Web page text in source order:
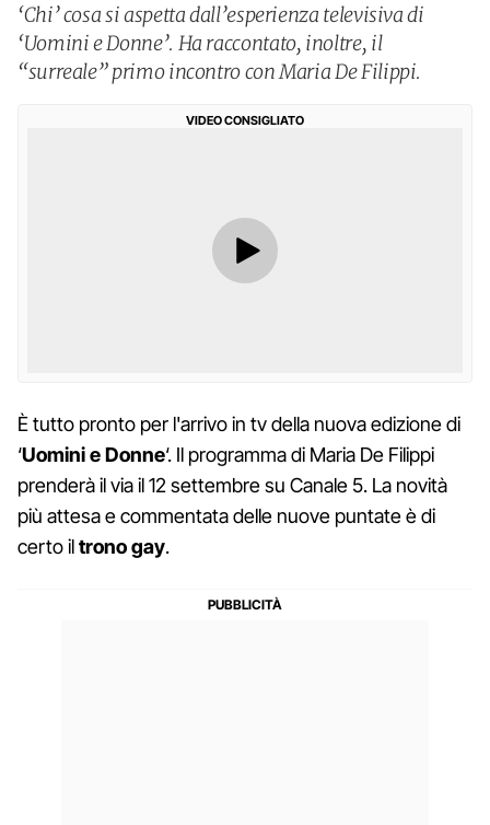
‘Chi’ cosa si aspetta dall’esperienza televisiva di
‘Uomini e Donne’. Ha raccontato, inoltre, il
“surreale” primo incontro con Maria De Filippi.
VIDEO CONSIGLIATO
È tutto pronto per l'arrivo in tv della nuova edizione di
‘Uomini e Donne‘. Il programma di Maria De Filippi
prenderà il via il 12 settembre su Canale 5. La novità
più attesa e commentata delle nuove puntate è di
certo iltrono gay.